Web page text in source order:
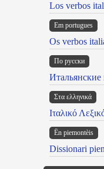
Los verbos
Em portugues
Os verbos
По русски
Итальянские
Στα ελληνικά
Ιταλικό
Ën piemontèis
Dissionari